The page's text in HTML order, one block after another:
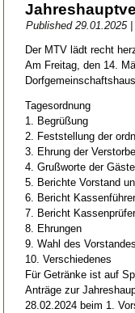
Published 29.01.2025
Der MTV lädt recht
Am Freitag, den 14.
Tagesordnung
1. Begrüßung
2. Feststellung der
3. Ehrung der
4. Grußworte der Gäste
5. Berichte Vorstand
6. Bericht
7. Bericht
8. Ehrungen
9. Wahl des
10. Verschiedenes
Für Getränke ist auf
Anträge zur
28.02.2024 beim 1.